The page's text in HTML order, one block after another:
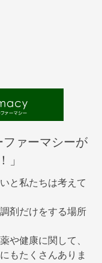
ファーマシーが
」
と私たちは考えて
剤だけをする場所
や健康に関して、
もたくさんありま